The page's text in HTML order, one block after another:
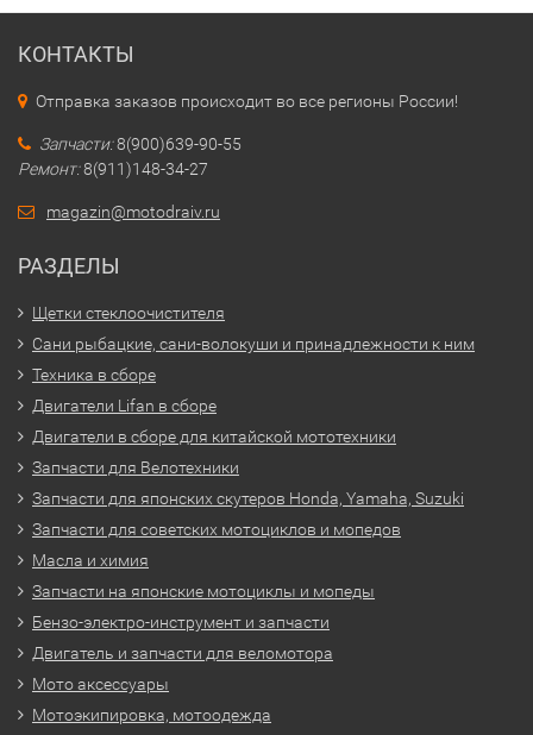
КОНТАКТЫ
Отправка заказов происходит во все регионы России!
Запчасти:8(900)639-90-55
Ремонт:8(911)148-34-27
magazin@motodraiv.ru
РАЗДЕЛЫ
Щетки стеклоочистителя
Сани рыбацкие, сани-волокуши и принадлежности к ним
Техника в сборе
Двигатели Lifan в сборе
Двигатели в сборе для китайской мототехники
Запчасти для Велотехники
Запчасти для японских скутеров Honda, Yamaha, Suzuki
Запчасти для советских мотоциклов и мопедов
Масла и химия
Запчасти на японские мотоциклы и мопеды
Бензо-электро-инструмент и запчасти
Двигатель и запчасти для веломотора
Мото аксессуары
Мотоэкипировка, мотоодежда